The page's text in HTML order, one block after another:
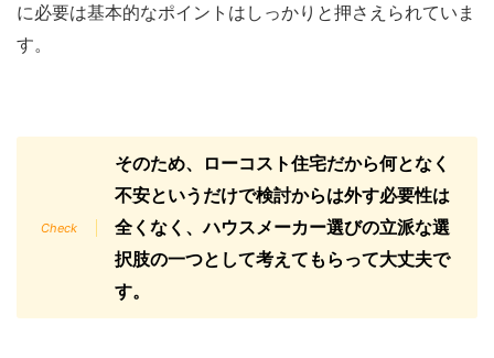
に必要は基本的なポイントはしっかりと押さえられていま
す。
そのため、ローコスト住宅だから何となく
不安というだけで検討からは外す必要性は
全くなく、ハウスメーカー選びの立派な選
択肢の一つとして考えてもらって大丈夫で
す。